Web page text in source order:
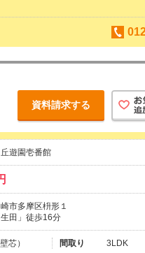
資料請求する
遊園壱番館
市多摩区枡形１
田」徒歩16分
壁芯） 間取り 3LDK